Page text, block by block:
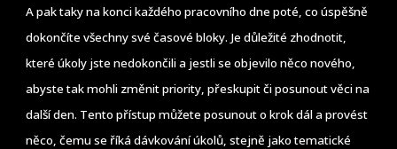
A pak taky na konci každého pracovního dne poté, co úspěšně
dokončíte všechny své časové bloky. Je důležité zhodnotit,
které úkoly jste nedokončili a jestli se objevilo něco nového,
abyste tak mohli změnit priority, přeskupit či posunout věci na
další den. Tento přístup můžete posunout o krok dál a provést
něco, čemu se říká dávkování úkolů, stejně jako tematické